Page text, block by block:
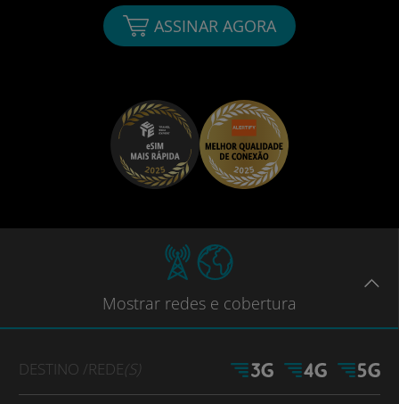
ASSINAR AGORA
Mostrar redes e cobertura
DESTINO /REDE(S)